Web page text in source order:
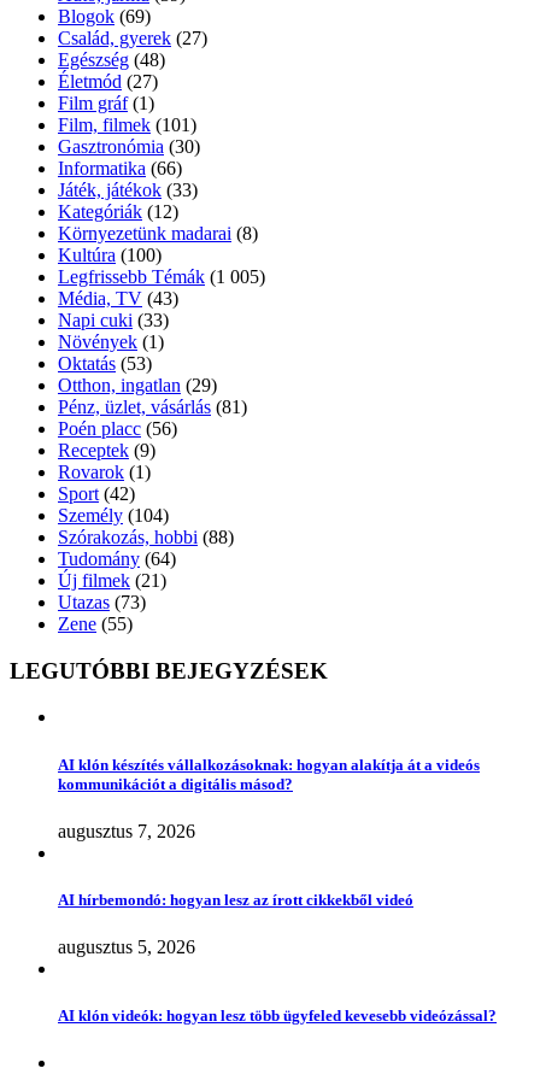
Blogok (69)
Család, gyerek (27)
Egészség (48)
Életmód (27)
Film gráf(1)
Film, filmek (101)
Gasztronómia (30)
Informatika (66)
Játék, játékok (33)
Kategóriák (12)
Környezetünk madarai (8)
Kultúra (100)
Legfrissebb Témák (1 005)
Média, TV (43)
Napi cuki (33)
Növények (1)
Oktatás (53)
Otthon, ingatlan (29)
Pénz, üzlet, vásárlás (81)
Poén placc (56)
Receptek (9)
Rovarok (1)
Sport (42)
Személy (104)
Szórakozás, hobbi (88)
Tudomány (64)
Új filmek (21)
Utazas (73)
Zene (55)
LEGUTÓBBI BEJEGYZÉSEK
AI klón készítés vállalkozásoknak: hogyan alakítja át a videós
kommunikációt a digitális másod?
augusztus 7, 2026
AI hírbemondó: hogyan lesz az írott cikkekből videó
augusztus 5, 2026
AI klón videók: hogyan lesz több ügyfeled kevesebb videózással?